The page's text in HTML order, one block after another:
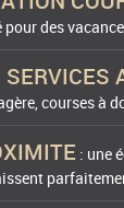
des
SERVICES
courses à
: une